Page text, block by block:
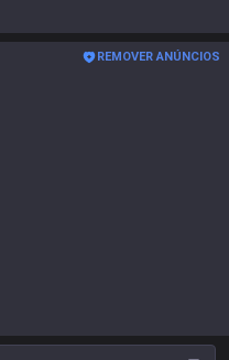
REMOVER ANÚNCIOS